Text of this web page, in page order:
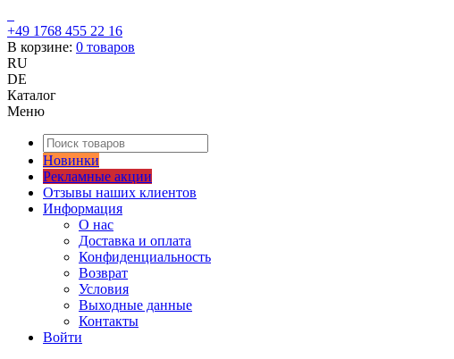
+49 1768 455 22 16
В корзине: 0 товаров
RU
DE
Каталог
Меню
Новинки
Рекламные акции
Отзывы наших клиентов
Информация
О нас
Доставка и оплата
Конфиденциальность
Возврат
Условия
Выходные данные
Контакты
Войти